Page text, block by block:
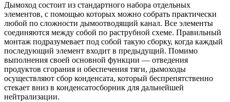
Дымоход состоит из стандартного набора отдельных
элементов, с помощью которых можно собрать практически
любой по сложности дымоотводящий канал. Все элементы
соединяются между собой по раструбной схеме. Правильный
монтаж подразумевает под собой такую сборку, когда каждый
последующий элемент входит в предыдущий. Помимо
выполнения своей основной функции — отведения
продуктов сгорания и обеспечения тяги, дымоходы
осуществляют сбор конденсата, который беспрепятственно
стекает вниз в конденсатосборник для дальнейшей
нейтрализации.